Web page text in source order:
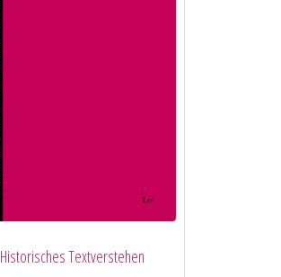
Historisches Textverstehen